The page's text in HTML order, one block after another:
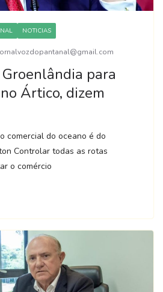
NOTICIAS
para
Ártico, dizem
comercial do oceano é do
Controlar todas as rotas
o comércio